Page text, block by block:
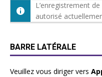
L’enregistrement
autorisé
BARRE LATÉRALE
Veuillez vous diriger vers